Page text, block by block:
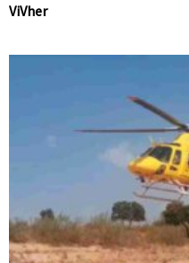
ViVher